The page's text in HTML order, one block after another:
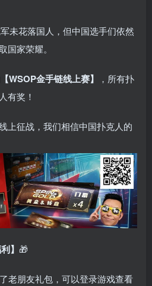
未花落国人，但中国选手们依然
国家荣耀。
【WSOP金手链线上赛】 ， 所有扑
有奖！
上征战，我们相信中国扑克人的
】 🎁
老朋友礼包，可以登录游戏查看